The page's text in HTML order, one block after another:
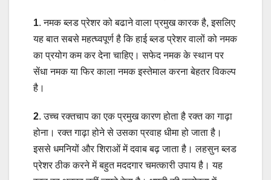
1. नमक ब्लड प्रेशर को बढाने वाला प्रमुख कारक है, इसलिए
यह बात सबसे महत्घ्वपूर्ण है कि हाई ब्लड प्रेशर वालों को नमक
का प्रयोग कम कर देना चाहिए। सफेद नमक के स्थान पर
सेंधा नमक या फिर काला नमक इस्तेमाल करना बेहतर विकल्प
है।
2. उच्च रक्तचाप का एक प्रमुख कारण होता है रक्त का गाढ़ा
होना। रक्त गाढ़ा होने से उसका प्रवाह धीमा हो जाता है।
इससे धमनियों और शिराओं में दवाब बढ़ जाता है। लहसुन ब्लड
प्रेशर ठीक करने में बहुत मददगार चमत्कारी उपाय है। यह